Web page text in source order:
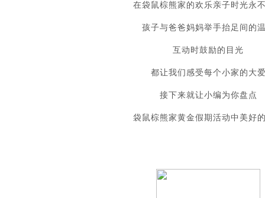
在袋鼠棕熊家的欢乐亲子时光永
孩子与爸爸妈妈举手抬足间的
互动时鼓励的目光
都让我们感受每个小家的大
接下来就让小编为你盘点
袋鼠棕熊家黄金假期活动中美好